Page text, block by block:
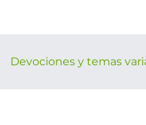
Devociones y temas